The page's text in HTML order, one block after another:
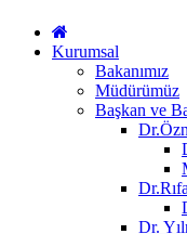
Kurumsal
Bakanımız
Müdürümüz
Başkan ve
Dr.